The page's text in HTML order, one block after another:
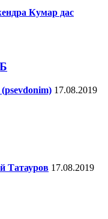
Кумар дас
17.08.2019
Татауров 17.08.2019